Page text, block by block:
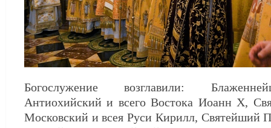
Богослужение возглавили:
Антиохийский и всего Востока Иоанн X,
Московский и всея Руси Кирилл, Святейший